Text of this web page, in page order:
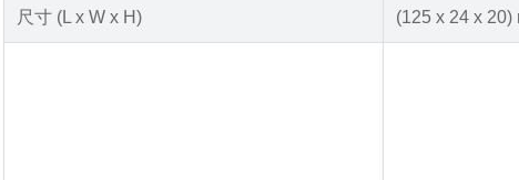
尺寸 (L x W x H) (125 x 24 x 20)